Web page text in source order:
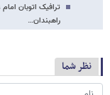
ترافیک اتوبان
راهبندان…
نظر شما